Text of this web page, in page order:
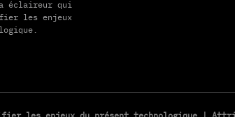
éclaireur qui
les enjeux